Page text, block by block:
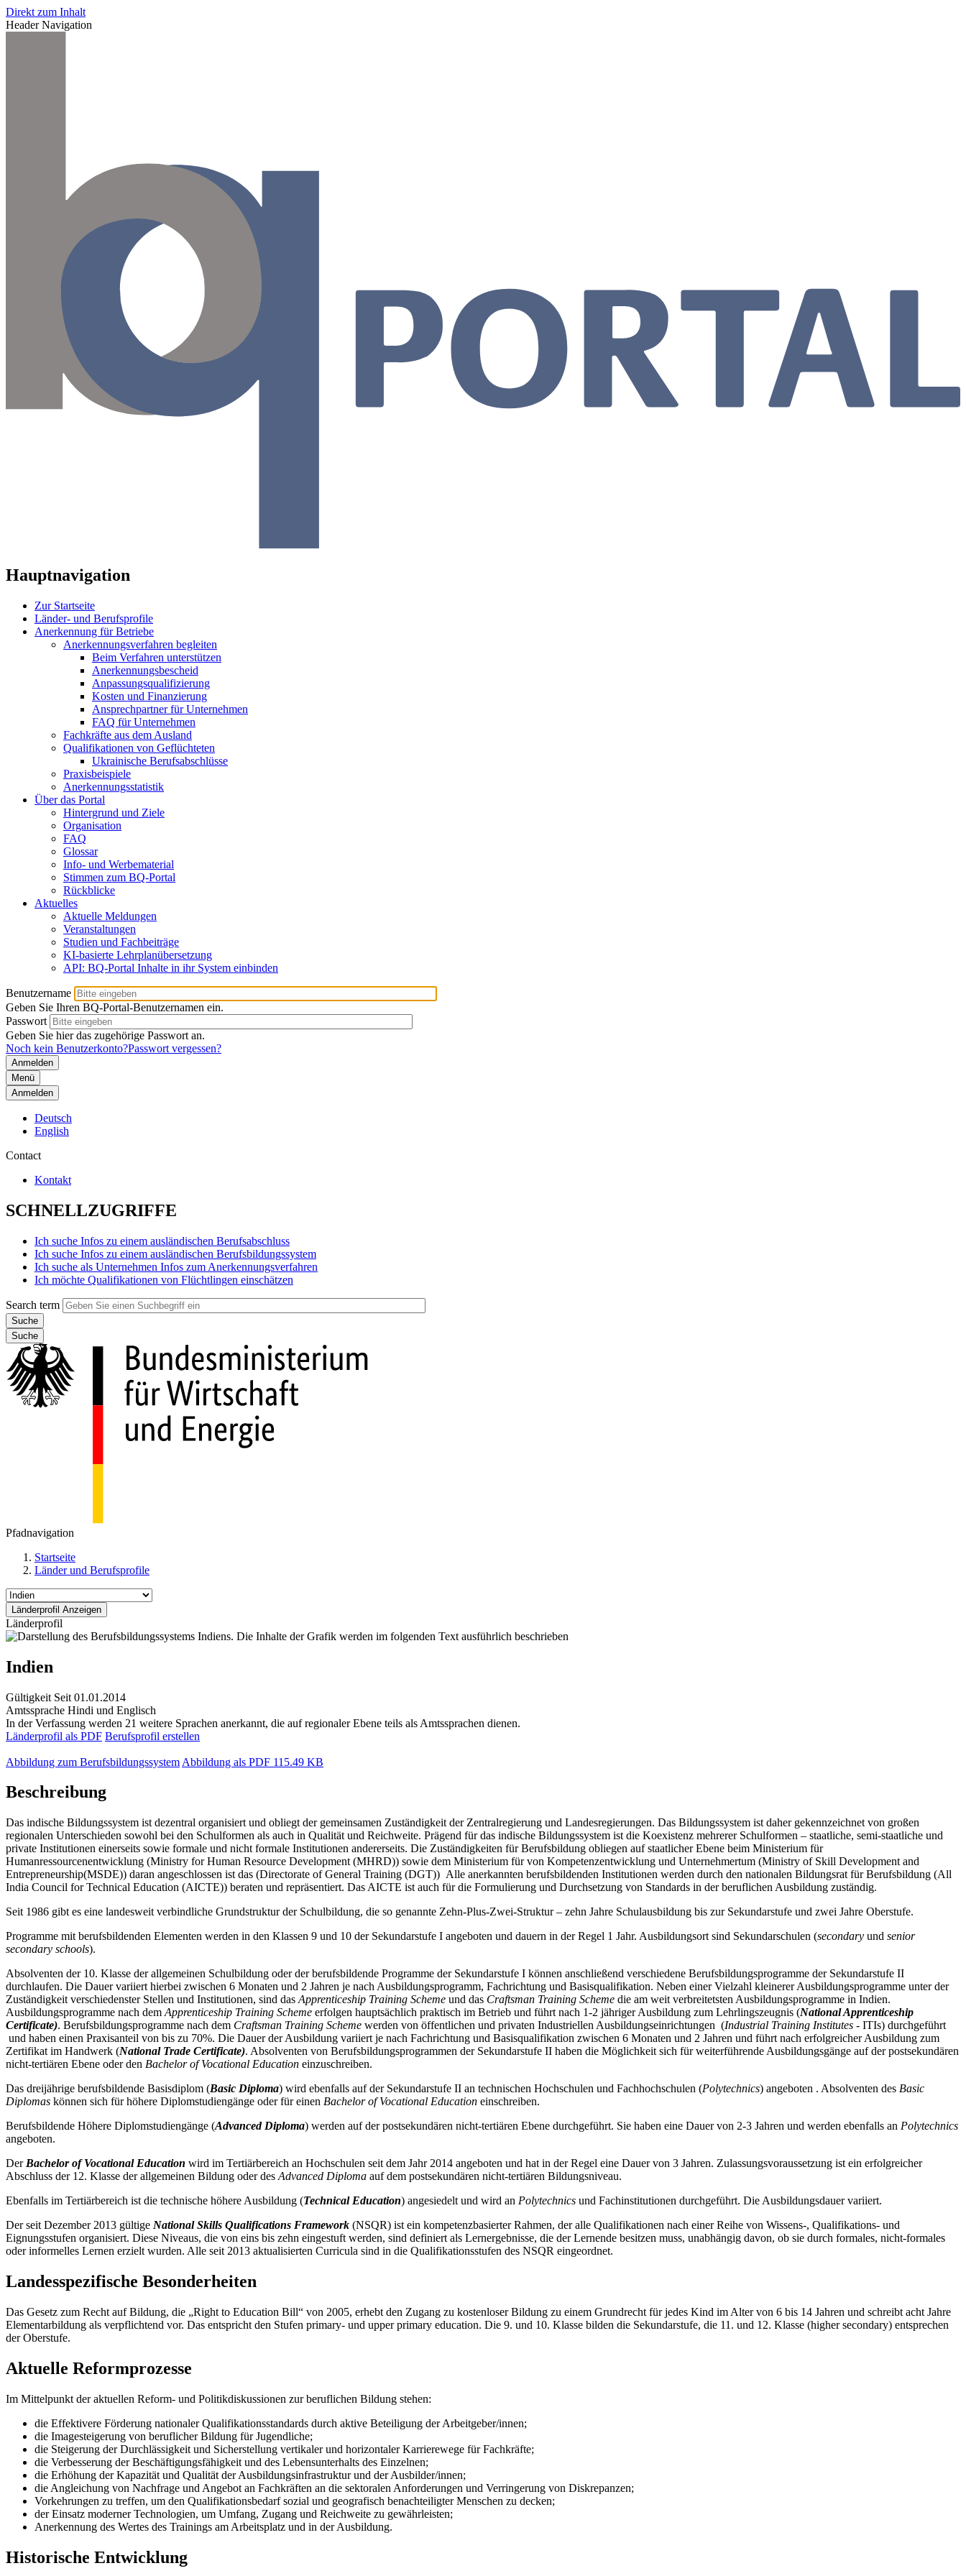
Direkt zum Inhalt
Header Navigation
Hauptnavigation
Zur Startseite
Länder- und Berufsprofile
Anerkennung für Betriebe
Anerkennungsverfahren begleiten
Beim Verfahren unterstützen
Anerkennungsbescheid
Anpassungsqualifizierung
Kosten und Finanzierung
Ansprechpartner für Unternehmen
FAQ für Unternehmen
Fachkräfte aus dem Ausland
Qualifikationen von Geflüchteten
Ukrainische Berufsabschlüsse
Praxisbeispiele
Anerkennungsstatistik
Über das Portal
Hintergrund und Ziele
Organisation
FAQ
Glossar
Info- und Werbematerial
Stimmen zum BQ-Portal
Rückblicke
Aktuelles
Aktuelle Meldungen
Veranstaltungen
Studien und Fachbeiträge
KI-basierte Lehrplanübersetzung
API: BQ-Portal Inhalte in ihr System einbinden
Benutzername
Geben Sie Ihren BQ-Portal-Benutzernamen ein.
Passwort
Geben Sie hier das zugehörige Passwort an.
Noch kein Benutzerkonto?Passwort vergessen?
Menü
Anmelden
Deutsch
English
Contact
Kontakt
SCHNELLZUGRIFFE
Ich suche Infos zu einem ausländischen Berufsabschluss
Ich suche Infos zu einem ausländischen Berufsbildungssystem
Ich suche als Unternehmen Infos zum Anerkennungsverfahren
Ich möchte Qualifikationen von Flüchtlingen einschätzen
Search term
Suche
Pfadnavigation
Startseite
Länder und Berufsprofile
Länderprofil
Indien
Gültigkeit Seit 01.01.2014
Amtssprache Hindi und Englisch
In der Verfassung werden 21 weitere Sprachen anerkannt, die auf regionaler Ebene teils als Amtssprachen dienen.
Länderprofil als PDF Berufsprofil erstellen
Abbildung zum Berufsbildungssystem Abbildung als PDF 115.49 KB
Beschreibung
Das indische Bildungssystem ist dezentral organisiert und obliegt der gemeinsamen Zuständigkeit der Zentralregierung und Landesregierungen. Das Bildungssystem ist daher gekennzeichnet von großen
regionalen Unterschieden sowohl bei den Schulformen als auch in Qualität und Reichweite. Prägend für das indische Bildungssystem ist die Koexistenz mehrerer Schulformen – staatliche, semi-staatliche und
private Institutionen einerseits sowie formale und nicht formale Institutionen andererseits. Die Zuständigkeiten für Berufsbildung obliegen auf staatlicher Ebene beim Ministerium für
Humanressourcenentwicklung (Ministry for Human Resource Development (MHRD)) sowie dem Ministerium für von Kompetenzentwicklung und Unternehmertum (Ministry of Skill Development and
Entrepreneurship(MSDE)) daran angeschlossen ist das (Directorate of General Training (DGT)) Alle anerkannten berufsbildenden Institutionen werden durch den nationalen Bildungsrat für Berufsbildung (All
India Council for Technical Education (AICTE)) beraten und repräsentiert. Das AICTE ist auch für die Formulierung und Durchsetzung von Standards in der beruflichen Ausbildung zuständig.
Seit 1986 gibt es eine landesweit verbindliche Grundstruktur der Schulbildung, die so genannte Zehn-Plus-Zwei-Struktur – zehn Jahre Schulausbildung bis zur Sekundarstufe und zwei Jahre Oberstufe.
Programme mit berufsbildenden Elementen werden in den Klassen 9 und 10 der Sekundarstufe I angeboten und dauern in der Regel 1 Jahr. Ausbildungsort sind Sekundarschulen (secondary und senior
secondary schools).
Absolventen der 10. Klasse der allgemeinen Schulbildung oder der berufsbildende Programme der Sekundarstufe I können anschließend verschiedene Berufsbildungsprogramme der Sekundarstufe II
durchlaufen. Die Dauer variiert hierbei zwischen 6 Monaten und 2 Jahren je nach Ausbildungsprogramm, Fachrichtung und Basisqualifikation. Neben einer Vielzahl kleinerer Ausbildungsprogramme unter der
Zuständigkeit verschiedenster Stellen und Institutionen, sind das Apprenticeship Training Scheme und das Craftsman Training Scheme die am weit verbreitetsten Ausbildungsprogramme in Indien.
Ausbildungsprogramme nach dem Apprenticeship Training Scheme erfolgen hauptsächlich praktisch im Betrieb und führt nach 1-2 jähriger Ausbildung zum Lehrlingszeugnis (National Apprenticeship
Certificate). Berufsbildungsprogramme nach dem Craftsman Training Scheme werden von öffentlichen und privaten Industriellen Ausbildungseinrichtungen (Industrial Training Institutes - ITIs) durchgeführt
und haben einen Praxisanteil von bis zu 70%. Die Dauer der Ausbildung variiert je nach Fachrichtung und Basisqualifikation zwischen 6 Monaten und 2 Jahren und führt nach erfolgreicher Ausbildung zum
Zertifikat im Handwerk (National Trade Certificate). Absolventen von Berufsbildungsprogrammen der Sekundarstufe II haben die Möglichkeit sich für weiterführende Ausbildungsgänge auf der postsekundären
nicht-tertiären Ebene oder den Bachelor of Vocational Education einzuschreiben.
Das dreijährige berufsbildende Basisdiplom (Basic Diploma) wird ebenfalls auf der Sekundarstufe II an technischen Hochschulen und Fachhochschulen (Polytechnics) angeboten . Absolventen des Basic
Diplomas können sich für höhere Diplomstudiengänge oder für einen Bachelor of Vocational Education einschreiben.
Berufsbildende Höhere Diplomstudiengänge (Advanced Diploma) werden auf der postsekundären nicht-tertiären Ebene durchgeführt. Sie haben eine Dauer von 2-3 Jahren und werden ebenfalls an Polytechnics
angeboten.
Der Bachelor of Vocational Education wird im Tertiärbereich an Hochschulen seit dem Jahr 2014 angeboten und hat in der Regel eine Dauer von 3 Jahren. Zulassungsvoraussetzung ist ein erfolgreicher
Abschluss der 12. Klasse der allgemeinen Bildung oder des Advanced Diploma auf dem postsekundären nicht-tertiären Bildungsniveau.
Ebenfalls im Tertiärbereich ist die technische höhere Ausbildung (Technical Education) angesiedelt und wird an Polytechnics und Fachinstitutionen durchgeführt. Die Ausbildungsdauer variiert.
Der seit Dezember 2013 gültige National Skills Qualifications Framework (NSQR) ist ein kompetenzbasierter Rahmen, der alle Qualifikationen nach einer Reihe von Wissens-, Qualifikations- und
Eignungsstufen organisiert. Diese Niveaus, die von eins bis zehn eingestuft werden, sind definiert als Lernergebnisse, die der Lernende besitzen muss, unabhängig davon, ob sie durch formales, nicht-formales
oder informelles Lernen erzielt wurden. Alle seit 2013 aktualisierten Curricula sind in die Qualifikationsstufen des NSQR eingeordnet.
Landesspezifische Besonderheiten
Das Gesetz zum Recht auf Bildung, die „Right to Education Bill“ von 2005, erhebt den Zugang zu kostenloser Bildung zu einem Grundrecht für jedes Kind im Alter von 6 bis 14 Jahren und schreibt acht Jahre
Elementarbildung als verpflichtend vor. Das entspricht den Stufen primary- und upper primary education. Die 9. und 10. Klasse bilden die Sekundarstufe, die 11. und 12. Klasse (higher secondary) entsprechen
der Oberstufe.
Aktuelle Reformprozesse
Im Mittelpunkt der aktuellen Reform- und Politikdiskussionen zur beruflichen Bildung stehen:
die Effektivere Förderung nationaler Qualifikationsstandards durch aktive Beteiligung der Arbeitgeber/innen;
die Imagesteigerung von beruflicher Bildung für Jugendliche;
die Steigerung der Durchlässigkeit und Sicherstellung vertikaler und horizontaler Karrierewege für Fachkräfte;
die Verbesserung der Beschäftigungsfähigkeit und des Lebensunterhalts des Einzelnen;
die Erhöhung der Kapazität und Qualität der Ausbildungsinfrastruktur und der Ausbilder/innen;
die Angleichung von Nachfrage und Angebot an Fachkräften an die sektoralen Anforderungen und Verringerung von Diskrepanzen;
Vorkehrungen zu treffen, um den Qualifikationsbedarf sozial und geografisch benachteiligter Menschen zu decken;
der Einsatz moderner Technologien, um Umfang, Zugang und Reichweite zu gewährleisten;
Anerkennung des Wertes des Trainings am Arbeitsplatz und in der Ausbildung.
Historische Entwicklung